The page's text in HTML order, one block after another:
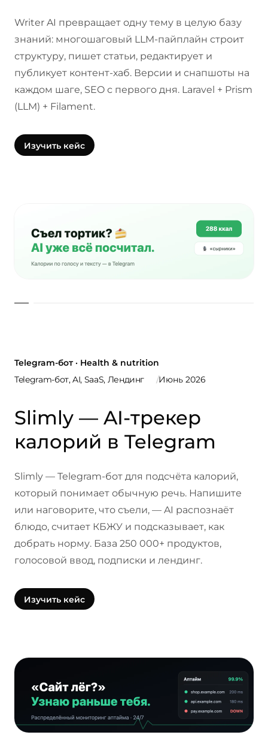
Writer AI превращает одну тему в целую базу
знаний: многошаговый LLM-пайплайн строит
структуру, пишет статьи, редактирует и
публикует контент-хаб. Версии и снапшоты на
каждом шаге, SEO с первого дня. Laravel + Prism
(LLM) + Filament.
Изучить кейс
Telegram-бот · Health & nutrition
Telegram-бот, AI, SaaS, Лендинг
Июнь 2026
Slimly — AI-трекер
калорий в Telegram
Slimly — Telegram-бот для подсчёта калорий,
который понимает обычную речь. Напишите
или наговорите, что съели, — AI распознаёт
блюдо, считает КБЖУ и подсказывает, как
добрать норму. База 250 000+ продуктов,
голосовой ввод, подписки и лендинг.
Изучить кейс